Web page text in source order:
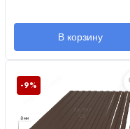
В корзину
-9%